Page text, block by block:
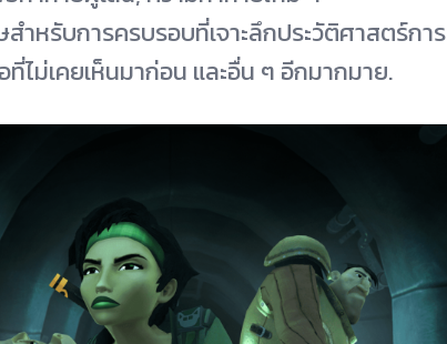
ำหรับการครบรอบที่เจาะลึกประวัติศาสตร์การ
ไม่เคยเห็นมาก่อน และอื่น ๆ อีกมากมาย.